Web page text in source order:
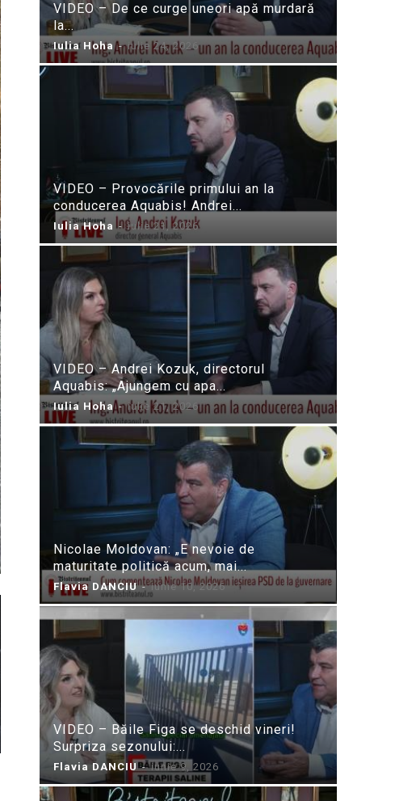
VIDEO – De ce curge uneori apă murdară
la...
Iulia Hoha - iulie 24, 2026
VIDEO – Provocările primului an la
conducerea Aquabis! Andrei...
Iulia Hoha - iulie 21, 2026
VIDEO – Andrei Kozuk, directorul
Aquabis: „Ajungem cu apa...
Iulia Hoha - iulie 21, 2026
Nicolae Moldovan: „E nevoie de
maturitate politică acum, mai...
Flavia DANCIU - iunie 10, 2026
VIDEO – Băile Figa se deschid vineri!
Surpriza sezonului:...
Flavia DANCIU - iunie 9, 2026